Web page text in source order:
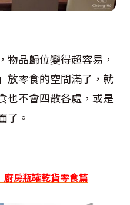
品歸位變得超容易，
放零食的空間滿了，就
也不會四散各處，或是
了。
廚房瓶罐乾貨零食篇